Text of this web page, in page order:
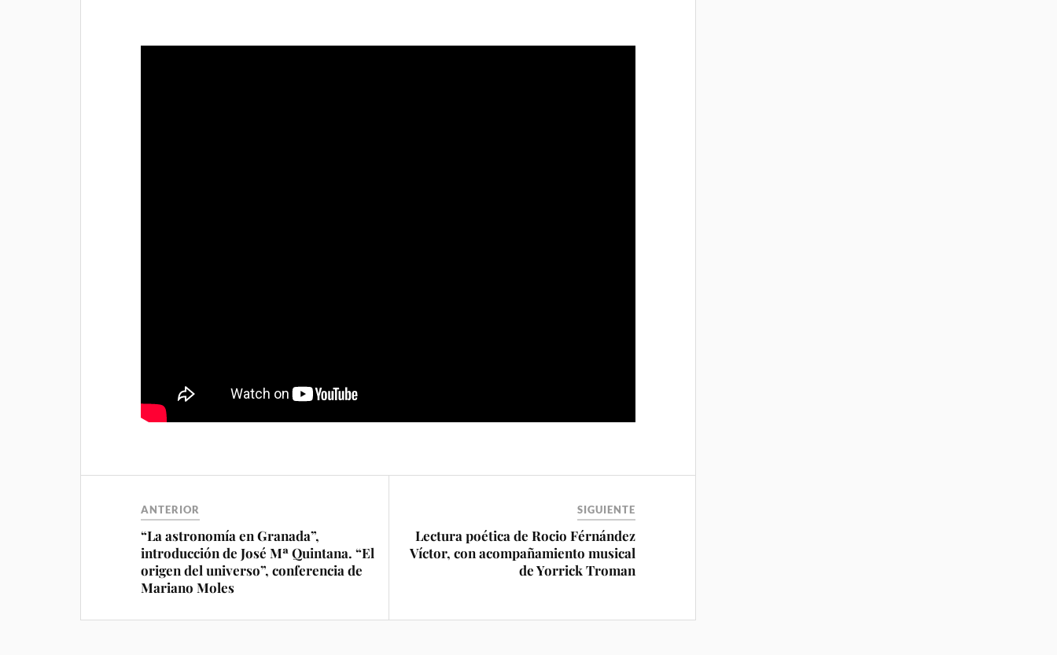
ANTERIOR
“La astronomía en Granada”,
introducción de José Mª Quintana. “El
origen del universo”, conferencia de
Mariano Moles
SIGUIENTE
Lectura poética de Rocio Férnández
Víctor, con acompañamiento musical
de Yorrick Troman